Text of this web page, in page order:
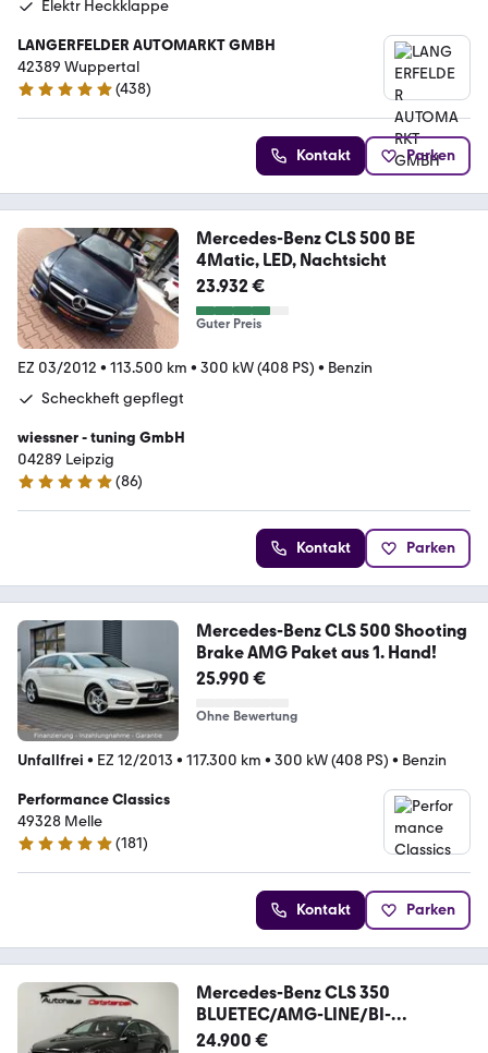
Elektr Heckklappe
LANGERFELDER AUTOMARKT GMBH
42389 Wuppertal
4.9 Sterne
(438)
Kontakt Parken
Mercedes-Benz CLS 500 BE
4Matic, LED, Nachtsicht
23.932 €
Guter Preis
EZ 03/2012 • 113.500 km • 300 kW (408 PS) • Benzin
Scheckheft gepflegt
wiessner - tuning GmbH
04289 Leipzig
5 Sterne
(86)
Kontakt Parken
Mercedes-Benz CLS 500 Shooting
Brake AMG Paket aus 1. Hand!
25.990 €
Ohne Bewertung
Unfallfrei • EZ 12/2013 • 117.300 km • 300 kW (408 PS) • Benzin
Performance Classics
49328 Melle
4.8 Sterne
(181)
Kontakt Parken
Mercedes-Benz CLS 350
BLUETEC/AMG-LINE/BI-
XEN/MEMORY/360°KAM/
24.900 €